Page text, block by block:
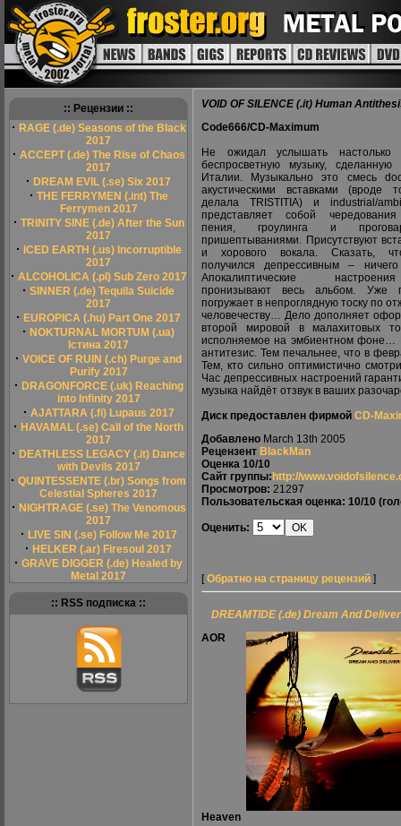
:: Рецензии ::
· RAGE (.de) Seasons of the Black
2017
· ACCEPT (.de) The Rise of Chaos
2017
· DREAM EVIL (.se) Six 2017
· THE FERRYMEN (.int) The
Ferrymen 2017
· TRINITY SINE (.de) After the Sun
2017
· ICED EARTH (.us) Incorruptible
2017
· ALCOHOLICA (.pl) Sub Zero 2017
· SINNER (.de) Tequila Suicide
2017
· EUROPICA (.hu) Part One 2017
· NOKTURNAL MORTUM (.ua)
Істина 2017
· VOICE OF RUIN (.ch) Purge and
Purify 2017
· DRAGONFORCE (.uk) Reaching
into Infinity 2017
· AJATTARA (.fi) Lupaus 2017
· HAVAMAL (.se) Call of the North
2017
· DEATHLESS LEGACY (.it) Dance
with Devils 2017
· QUINTESSENTE (.br) Songs from
Celestial Spheres 2017
· NIGHTRAGE (.se) The Venomous
2017
· LIVE SIN (.se) Follow Me 2017
· HELKER (.ar) Firesoul 2017
· GRAVE DIGGER (.de) Healed by
Metal 2017
:: RSS подписка ::
VOID OF SILENCE (.it) Human
Code666/СD-Maximum
Не ожидал услышать настолько
беспросветную музыку, сделанную
Италии. Музыкально это смесь
акустическими вставками (вроде
делала TRISTITIA) и industrial/
представляет собой
пения, гроулинга и
пришептываниями. Присутствуют
и хорового вокала. Сказать,
получился депрессивным –
Апокалиптические
пронизывают весь альбом. Уже
погружает в непроглядную тоску по
человечеству… Дело дополняет
второй мировой в малахитовых
исполняемое на эмбиентном фоне…
антитезис. Тем печальнее, что в
Тем, кто сильно оптимистично
Час депрессивных настроений
музыка найдёт отзвук в ваших
Диск предоставлен фирмой СD-
Добавлено March 13th 2005
Рецензент BlackMan
Оценка 10/10
Сайт группы: http://
Просмотров: 21297
Пользовательская оценка: 10/10
Оценить:
[Обратно на страницу рецензий ]
DREAMTIDE (.de) Dream And
AOR
Heaven